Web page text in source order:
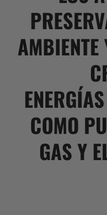
AMBIENTE
COMO
GAS Y